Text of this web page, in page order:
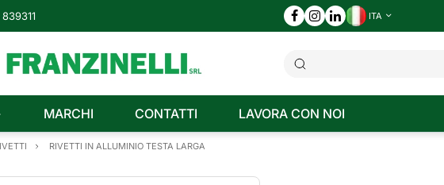
ITA
MARCHI CONTATTI LAVORA CON NOI
RIVETTI IN ALLUMINIO TESTA LARGA